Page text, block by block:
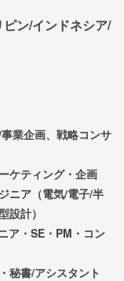
ン/インドネシア/
業企画、戦略コンサ
ケティング・企画
ニア（電気/電子/半
設計）
ア・SE・PM・コン
秘書/アシスタント